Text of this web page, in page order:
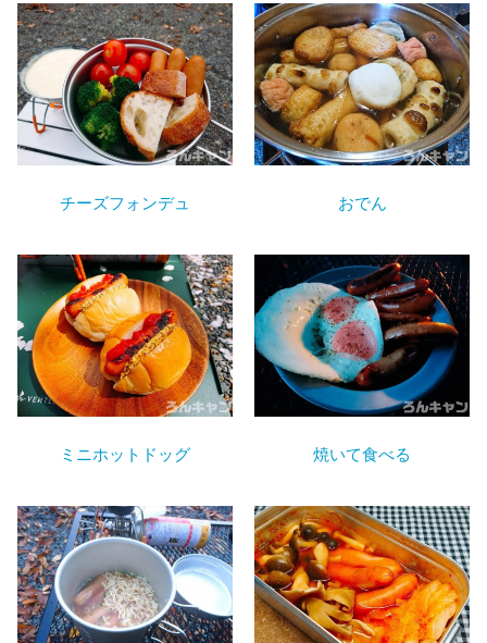
チーズフォンデュ おでん
ミニホットドッグ 焼いて食べる